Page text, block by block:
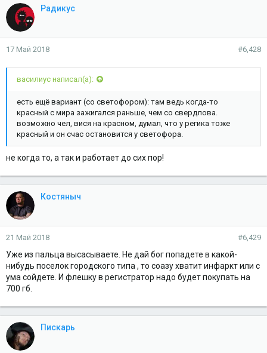
Радикус
17 Май 2018 #6,428
василиус написал(а):
есть ещё вариант (со светофором): там ведь когда-то
красный с мира зажигался раньше, чем со свердлова.
возможно чел, вися на красном, думал, что у регика тоже
красный и он счас остановится у светофора.
не когда то, а так и работает до сих пор!
Костяныч
21 Май 2018 #6,429
Уже из пальца высасываете. Не дай бог попадете в какой-
нибудь поселок городского типа , то соазу хватит инфаркт или с
ума сойдете. И флешку в регистратор надо будет покупать на
700 гб.
Пискарь